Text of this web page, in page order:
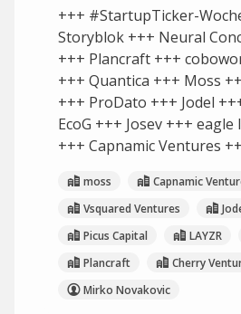
+++ #StartupTicker-
Storyblok +++ Neural
+++ Plancraft +++
+++ Quantica +++ Moss
+++ ProDato +++ Jodel
EcoG +++ Josev +++
+++ Capnamic Ventures
moss
Capnamic
Vsquared Ventures
Picus Capital
LAYZR
Plancraft
Cherry
Mirko Novakovic